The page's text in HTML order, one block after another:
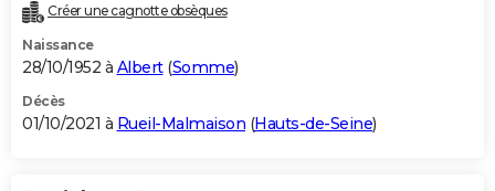
Créer une cagnotte obsèques
Naissance
28/10/1952 à Albert(Somme)
Décès
01/10/2021 à Rueil-Malmaison (Hauts-de-Seine)